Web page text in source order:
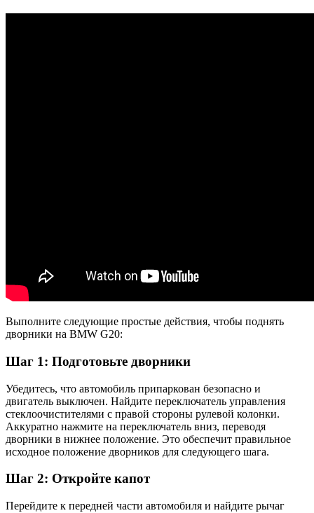
Выполните следующие простые действия, чтобы поднять
дворники на BMW G20:
Шаг 1: Подготовьте дворники
Убедитесь, что автомобиль припаркован безопасно и
двигатель выключен. Найдите переключатель управления
стеклоочистителями с правой стороны рулевой колонки.
Аккуратно нажмите на переключатель вниз, переводя
дворники в нижнее положение. Это обеспечит правильное
исходное положение дворников для следующего шага.
Шаг 2: Откройте капот
Перейдите к передней части автомобиля и найдите рычаг